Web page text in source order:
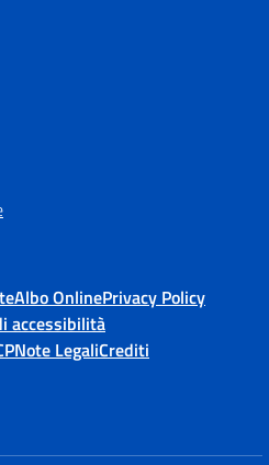
Albo OnlinePrivacy Policy
accessibilità
Note LegaliCrediti